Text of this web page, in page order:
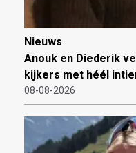
Nieuws
Anouk en Diederik
kijkers met héél
08-08-2026